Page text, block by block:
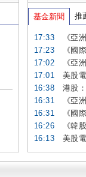
基金新聞 推
17:33
《亞
17:23
《國
17:02
《亞
17:01
美股
16:38
港股
16:31
《亞
16:31
《國
16:26
《韓
16:13
美股